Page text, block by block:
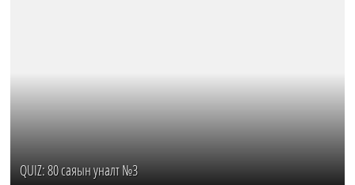
QUIZ: 80 саяын уналт №3